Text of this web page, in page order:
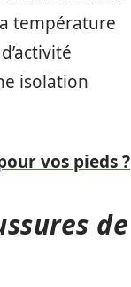
température
isolation
vos pieds ?
de